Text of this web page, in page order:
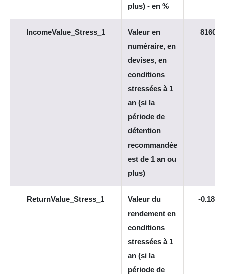
plus) - en %
IncomeValue_Stress_1
Valeur en
numéraire, en
devises, en
conditions
stressées à 1
an (si la
période de
détention
recommandée
est de 1 an ou
plus)
8160
ReturnValue_Stress_1
Valeur du
rendement en
conditions
stressées à 1
an (si la
période de
-0.184